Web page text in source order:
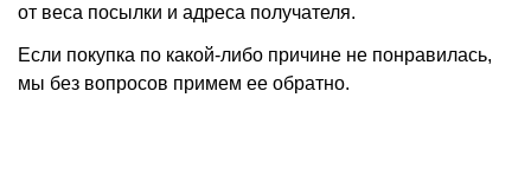
от веса посылки и адреса получателя.
Если покупка по какой-либо причине не понравилась,
мы без вопросов примем ее обратно.